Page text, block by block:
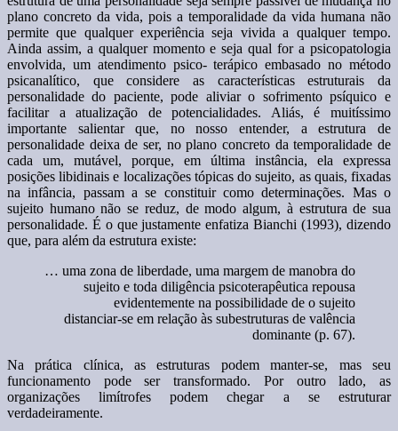
plano concreto da vida, pois a temporalidade da vida humana não
permite que qualquer experiência seja vivida a qualquer tempo.
Ainda assim, a qualquer momento e seja qual for a psicopatologia
envolvida, um atendimento psico- terápico embasado no método
psicanalítico, que considere as características estruturais da
personalidade do paciente, pode aliviar o sofrimento psíquico e
facilitar a atualização de potencialidades. Aliás, é muitíssimo
importante salientar que, no nosso entender, a estrutura de
personalidade deixa de ser, no plano concreto da temporalidade de
cada um, mutável, porque, em última instância, ela expressa
posições libidinais e localizações tópicas do sujeito, as quais, fixadas
na infância, passam a se constituir como determinações. Mas o
sujeito humano não se reduz, de modo algum, à estrutura de sua
personalidade. É o que justamente enfatiza Bianchi (1993), dizendo
que, para além da estrutura existe:
… uma zona de liberdade, uma margem de manobra do
sujeito e toda diligência psicoterapêutica repousa
evidentemente na possibilidade de o sujeito
distanciar-se em relação às subestruturas de valência
dominante (p. 67).
Na prática clínica, as estruturas podem manter-se, mas seu
funcionamento pode ser transformado. Por outro lado, as
organizações limítrofes podem chegar a se estruturar
verdadeiramente.